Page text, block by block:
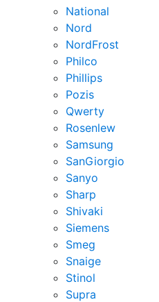
National
Nord
NordFrost
Philco
Phillips
Pozis
Qwerty
Rosenlew
Samsung
SanGiorgio
Sanyo
Sharp
Shivaki
Siemens
Smeg
Snaige
Stinol
Supra